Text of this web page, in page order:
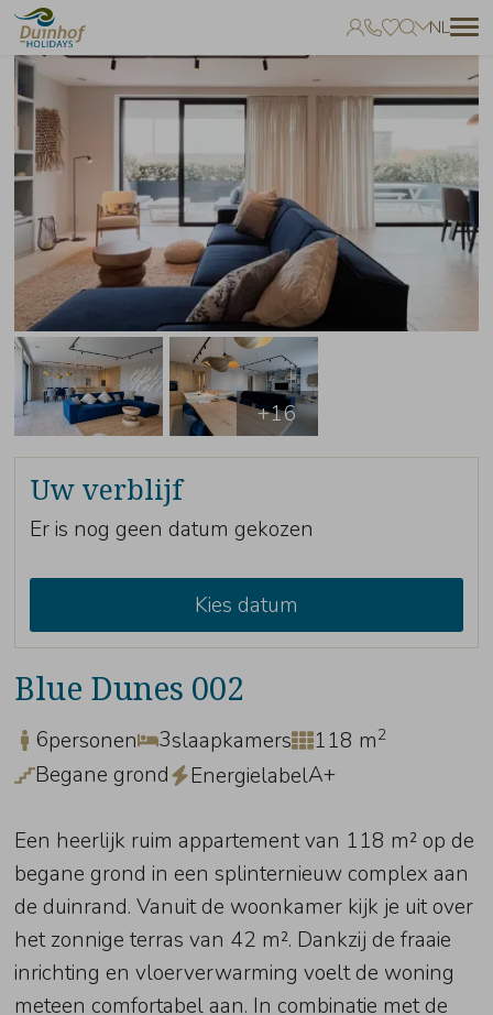
Geen favorieten
Je kunt accommodaties toevoegen aan uw favorieten door op het
te klikken.
NL
+16
Uw verblijf
Er is nog geen datum gekozen
Kies datum
Blue Dunes 002
6personen 3slaapkamers 118 m2
Begane grond EnergielabelA+
Een heerlijk ruim appartement van 118 m² op de
begane grond in een splinternieuw complex aan
de duinrand. Vanuit de woonkamer kijk je uit over
het zonnige terras van 42 m². Dankzij de fraaie
inrichting en vloerverwarming voelt de woning
meteen comfortabel aan. In combinatie met de